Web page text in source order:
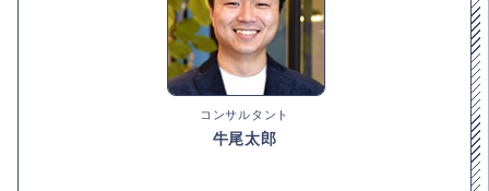
コンサルタント
牛尾太郎